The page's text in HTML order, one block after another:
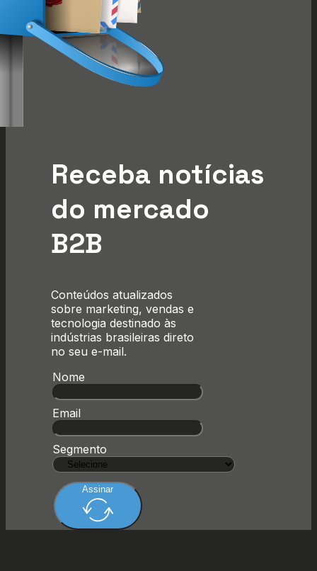
Receba notícias
do mercado
B2B
Conteúdos atualizados
sobre marketing, vendas e
tecnologia destinado às
indústrias brasileiras direto
no seu e-mail.
Nome
Email
Segmento
Assinar